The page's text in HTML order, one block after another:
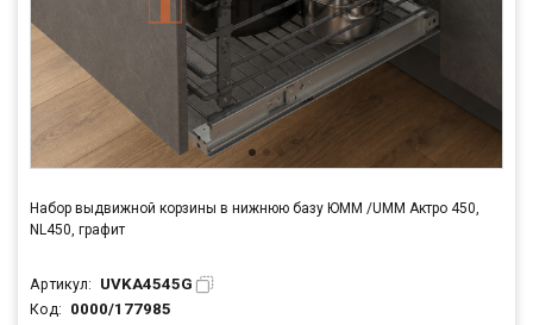
Набор выдвижной корзины в нижнюю базу ЮММ /UMM Актро 450,
NL450, графит
Артикул: UVKA4545G
Код: 0000/177985